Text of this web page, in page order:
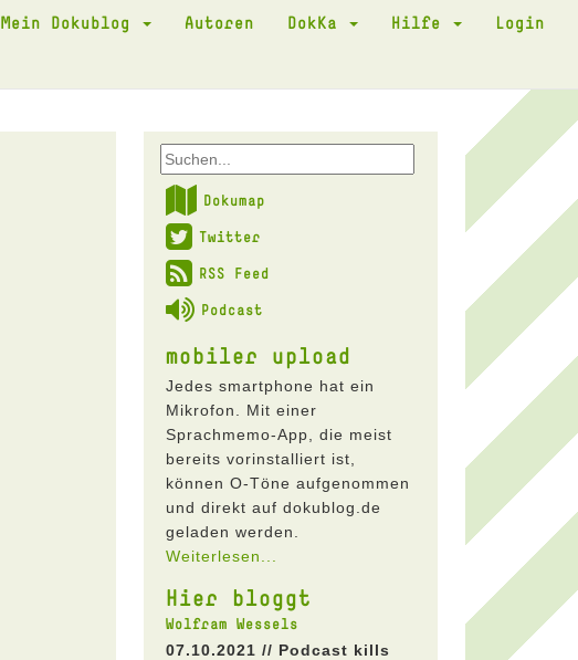
Mein Dokublog Autoren DokKa Hilfe Login
Dokumap
Twitter
RSS Feed
Podcast
mobiler upload
Jedes smartphone hat ein
Mikrofon. Mit einer
Sprachmemo-App, die meist
bereits vorinstalliert ist,
können O-Töne aufgenommen
und direkt auf dokublog.de
geladen werden.
Weiterlesen...
Hier bloggt
Wolfram Wessels
07.10.2021 // Podcast kills